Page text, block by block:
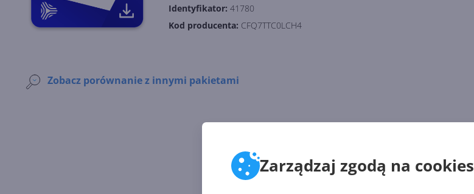
Zarządzaj zgodą na cookies
Identyfikator: 41780
Kod producenta: CFQ7TTC0LCH4
Zobacz porównanie z innymi pakietami